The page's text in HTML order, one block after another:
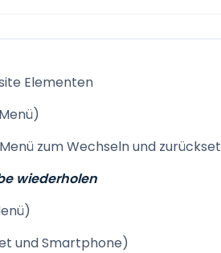
Elementen
zum Wechseln und
wiederholen
und Smartphone)